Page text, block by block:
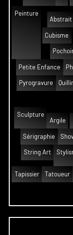
Peinture
Abstrait
Cubisme
Petite Enfance
Pyrogravure
Sculpture
Argile
Sérigraphie
String Art
Tapissier Tatoueur